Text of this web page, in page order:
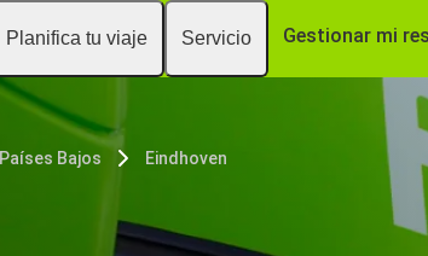
Planifica tu viaje Servicio Gestionar mi
Países Bajos Eindhoven